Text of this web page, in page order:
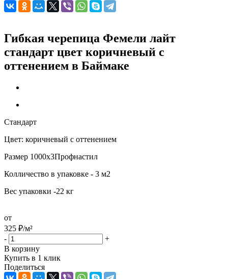
Гибкая черепица Фемели лайт
стандарт цвет коричневый с
оттенением в Баймаке
Стандарт
Цвет: коричневый с оттенением
Размер 1000х3Профнастил
Колличество в упаковке - 3 м2
Вес упаковки -22 кг
от
325 ₽/м²
-
+
В корзину
Купить в 1 клик
Поделиться